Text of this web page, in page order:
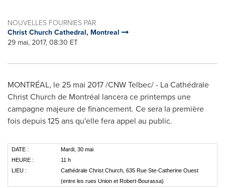
NOUVELLES FOURNIES PAR
Christ Church Cathedral, Montreal
29 mai, 2017, 08:30 ET
MONTRÉAL, le 25 mai 2017 /CNW Telbec/ - La Cathédrale
Christ Church de Montréal lancera ce printemps une
campagne majeure de financement. Ce sera la première
fois depuis 125 ans qu'elle fera appel au public.
DATE :
Mardi, 30 mai
HEURE :
11 h
LIEU :
Cathédrale Christ Church, 635 Rue Ste-Catherine Ouest
(entre les rues Union et Robert-Bourassa)